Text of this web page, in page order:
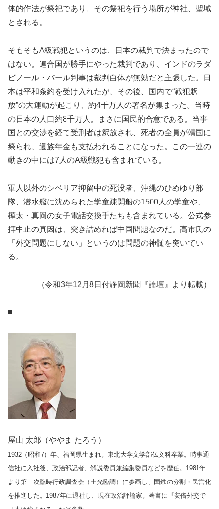
体的作法が祭祀であり、その祭祀を行う場所が神社、聖域
とされる。
そもそもA級戦犯というのは、日本の裁判で決まったので
はない。連合国が勝手にやった裁判であり、インドのラダ
ビノール・パール判事は裁判自体が無効だと主張した。日
本は平和条約を受け入れたが、その後、国内で“戦犯釈
放”の大運動が起こり、約4千万人の署名が集まった。当時
の日本の人口約8千万人。まさに国民的合意である。当事
国との交渉を経て受刑者は釈放され、死者の全員が靖国に
祭られ、遺族年金も支払われることになった。この一連の
動きの中には7人のA級戦犯も含まれている。
軍人以外のシベリア抑留中の死没者、沖縄のひめゆり部
隊、潜水艦に沈められた学童疎開船の1500人の学童や、
樺太・真岡の女子電話交換手たちも含まれている。公式参
拝中止の真因は、突き詰めれば中国問題なのだ。高市氏の
「外交問題にしない」というのは問題の神髄を突いてい
る。
（令和3年12月8日付静岡新聞『論壇』より転載）
■
屋山 太郎（ややま たろう）
1932（昭和7）年、福岡県生まれ。東北大学文学部仏文科卒業。時事通
信社に入社後、政治部記者、解説委員兼編集委員などを歴任。1981年
より第二次臨時行政調査会（土光臨調）に参画し、国鉄の分割・民営化
を推進した。1987年に退社し、現在政治評論家。著書に『安倍外交で